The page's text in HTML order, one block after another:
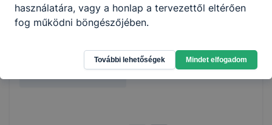
használatára, vagy a honlap a tervezettől eltérően
fog működni böngészőjében.
További lehetőségek Mindet elfogadom